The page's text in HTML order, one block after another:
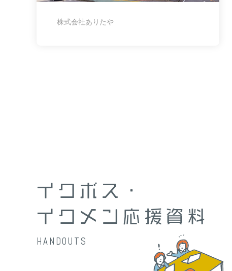
株式会社ありたや
イクボス・
イクメン応援資料
HANDOUTS